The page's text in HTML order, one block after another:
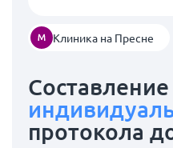
Клиника на Пресне
Составление
протокола